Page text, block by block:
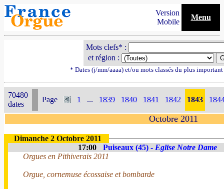
Version
Mobile
Menu
Mots clefs* :
et région :
* Dates (j/mm/aaaa) et/ou mots classés du plus
70480
dates
Page 1 ... 1839 1840 1841 1842 1843
Octobre 2011
Dimanche 2 Octobre 2011
17:00
Puiseaux (45) - Eglise Notre Dame
Orgues en Pithiverais 2011
Orgue, cornemuse écossaise et bombarde